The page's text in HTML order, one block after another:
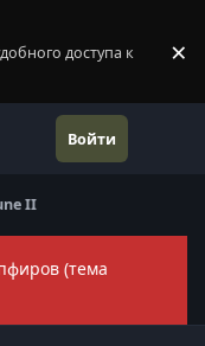
доступа к
×
Войти
II
(тема